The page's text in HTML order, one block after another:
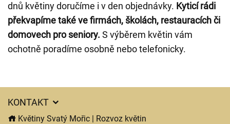
dnů květiny doručíme i v den objednávky. Kyticí rádi
překvapíme také ve firmách, školách, restauracích či
domovech pro seniory. S výběrem květin vám
ochotně poradíme osobně nebo telefonicky.
KONTAKT
Květiny Svatý Mořic | Rozvoz květin